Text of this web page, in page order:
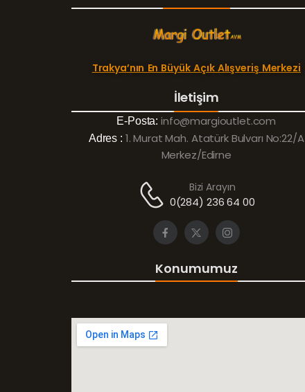
Trakya’nın En Büyük Açık Alışveriş Merkezi
İletişim
E-Posta: info@margioutlet.com
Adres : 1. Murat Mah. Atatürk Bulvarı No:22/A
Merkez/Edirne
Bizi Arayın
0(284) 236 64 00
Konumumuz